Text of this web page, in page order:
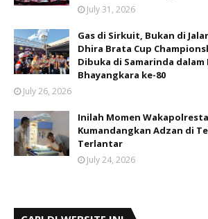
July 31, 2026
Gas di Sirkuit, Bukan di
Dhira Brata Cup
Dibuka di Samarinda dalam
Bhayangkara ke-80
July 26, 2026
Inilah Momen
Kumandangkan Adzan di
Terlantar
July 24, 2026